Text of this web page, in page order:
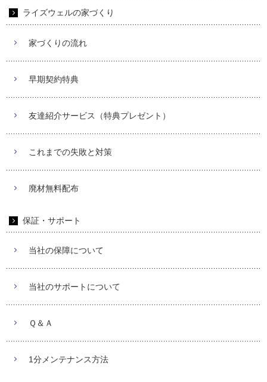
ライズウェルの家づくり
家づくりの流れ
早期契約特典
友達紹介サービス（特典プレゼント）
これまでの失敗と対策
廃材無料配布
保証・サポート
当社の保障について
当社のサポートについて
Ｑ＆Ａ
1分メンテナンス方法